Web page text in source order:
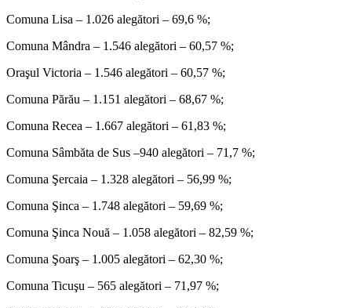
Comuna Lisa – 1.026 alegători – 69,6 %;
Comuna Mândra – 1.546 alegători – 60,57 %;
Oraşul Victoria – 1.546 alegători – 60,57 %;
Comuna Părău – 1.151 alegători – 68,67 %;
Comuna Recea – 1.667 alegători – 61,83 %;
Comuna Sâmbăta de Sus –940 alegători – 71,7 %;
Comuna Şercaia – 1.328 alegători – 56,99 %;
Comuna Şinca – 1.748 alegători – 59,69 %;
Comuna Şinca Nouă – 1.058 alegători – 82,59 %;
Comuna Şoarş – 1.005 alegători – 62,30 %;
Comuna Ticuşu – 565 alegători – 71,97 %;